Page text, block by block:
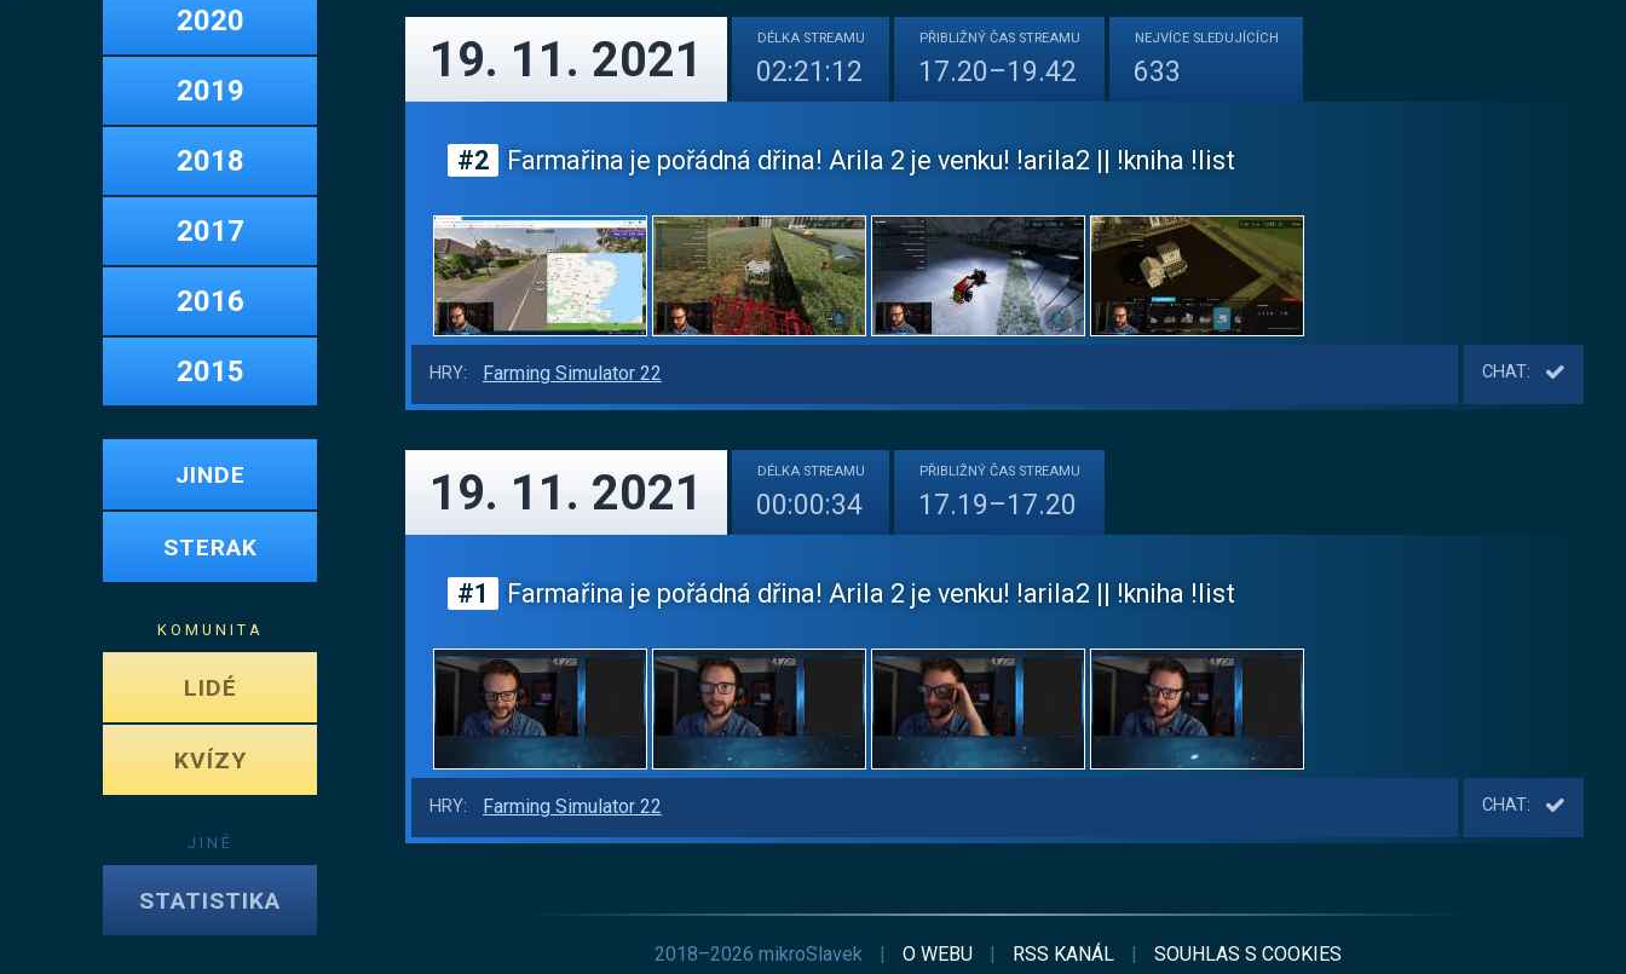
2020
2019
2018
2017
2016
2015
JINDE
STERAK
KOMUNITA
LIDÉ
KVÍZY
JINÉ
STATISTIKA
19. 11. 2021 DÉLKA STREAMU
02:21:12
PŘIBLIŽNÝ ČAS STREAMU
17.20–19.42
NEJVÍCE SLEDUJÍCÍCH
633
#2 Farmařina je pořádná dřina! Arila 2 je venku! !arila2 || !kniha !list
HRY: Farming Simulator 22 CHAT:
19. 11. 2021 DÉLKA STREAMU
00:00:34
PŘIBLIŽNÝ ČAS STREAMU
17.19–17.20
#1 Farmařina je pořádná dřina! Arila 2 je venku! !arila2 || !kniha !list
HRY: Farming Simulator 22 CHAT:
2018–2026 mikroSlavek | O WEBU | RSS KANÁL | SOUHLAS S COOKIES